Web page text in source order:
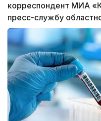
корреспондент МИА
пресс-службу